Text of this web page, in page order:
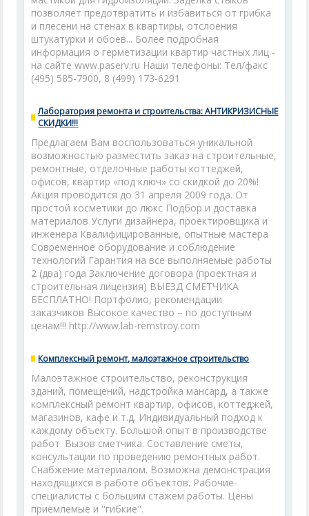
позволяет предотвратить и избавиться от грибка
и плесени на стенах в квартиры, отслоения
штукатурки и обоев... Более подробная
информация о герметизации квартир частных лиц -
на сайте www.paserv.ru Наши телефоны: Тел/факс
(495) 585-7900, 8 (499) 173-6291
Лаборатория ремонта и строительства: АНТИКРИЗИСНЫЕ
СКИДКИ!!!
Предлагаем Вам воспользоваться уникальной
возможностью разместить заказ на строительные,
ремонтные, отделочные работы коттеджей,
офисов, квартир «под ключ» со скидкой до 20%!
Акция проводится до 31 апреля 2009 года. От
простой косметики до люкс Подбор и доставка
материалов Услуги дизайнера, проектировщика и
инженера Квалифицированные, опытные мастера
Современное оборудование и соблюдение
технологий Гарантия на все выполняемые работы
2 (два) года Заключение договора (проектная и
строительная лицензия) ВЫЕЗД СМЕТЧИКА
БЕСПЛАТНО! Портфолио, рекомендации
заказчиков Высокое качество – по доступным
ценам!!! http://www.lab-remstroy.com
Комплексный ремонт, малоэтажное строительство
Малоэтажное строительство, реконструкция
зданий, помещений, надстройка мансард, а также
комплексный ремонт квартир, офисов, коттеджей,
магазинов, кафе и т.д. Индивидуальный подход к
каждому объекту. Большой опыт в производстве
работ. Вызов сметчика. Составление сметы,
консультации по проведению ремонтных работ.
Снабжение материалом. Возможна демонстрация
находящихся в работе объектов. Рабочие-
специалисты с большим стажем работы. Цены
приемлемые и "гибкие".